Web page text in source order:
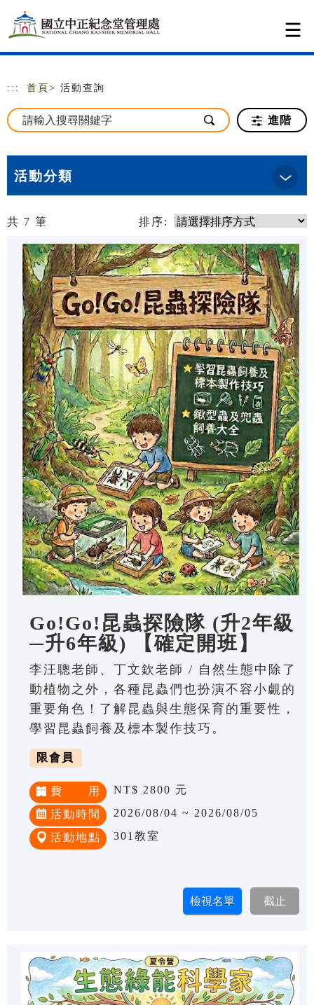
跳到主要內容
網站導覽
::: 首頁 > 活動查詢
進階
活動分類
共 7 筆 排序:
Go!Go!昆蟲探險隊 (升2年級
─升6年級) 【確定開班】
李汪聰老師、丁文欽老師 / 自然生態中除了
動植物之外，各種昆蟲們也扮演不容小覷的
重要角色！了解昆蟲與生態保育的重要性，
學習昆蟲飼養及標本製作技巧。
限會員
費 用 NT$ 2800 元
活動時間 2026/08/04 ~ 2026/08/05
活動地點 301教室